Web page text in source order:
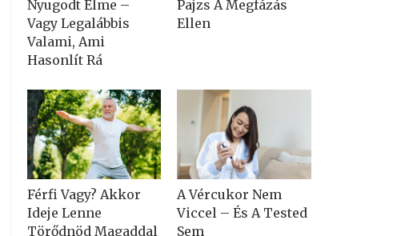
Nyugodt Elme –
Vagy Legalábbis
Valami, Ami
Hasonlít Rá
Pajzs A Megfázás
Ellen
Férfi Vagy? Akkor
Ideje Lenne
Törődnöd Magaddal
A Vércukor Nem
Viccel – És A Tested
Sem